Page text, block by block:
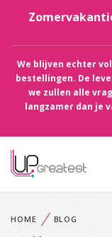
We blijven echter
bestellingen. De
we zullen alle
langzamer dan je
HOME BLOG